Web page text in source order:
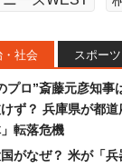
社会 スポーツ
プロ”斎藤元彦知事
ず？ 兵庫県が都
転落危機
がなぜ？ 米が「